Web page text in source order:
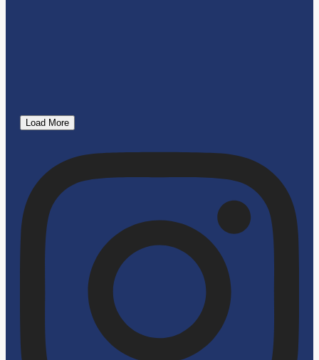
Load More